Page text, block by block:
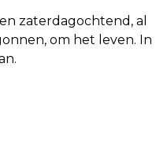
zaterdagochtend, al
om het leven. In